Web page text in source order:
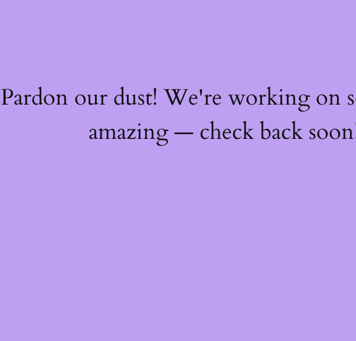
Pardon our dust! We're working on
amazing — check back